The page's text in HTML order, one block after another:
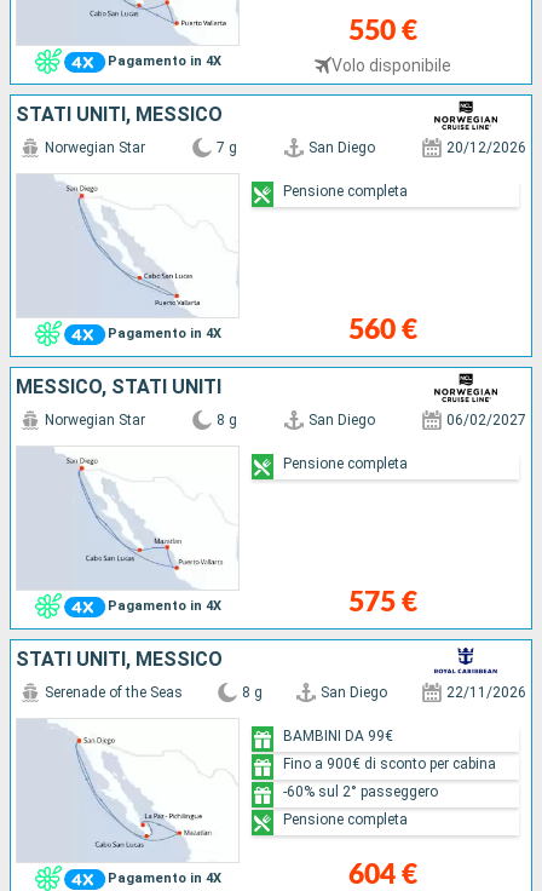
Pagamento in 4X
550 €
Volo disponibile
STATI UNITI, MESSICO
Pagamento in 4X
Norwegian Star 7 g San Diego 20/12/2026
560 €
Pensione completa
MESSICO, STATI UNITI
Pagamento in 4X
Norwegian Star 8 g San Diego 06/02/2027
575 €
Pensione completa
STATI UNITI, MESSICO
Pagamento in 4X
Serenade of the Seas 8 g San Diego 22/11/2026
604 €
BAMBINI DA 99€
Fino a 900€ di sconto per cabina
-60% sul 2° passeggero
Pensione completa